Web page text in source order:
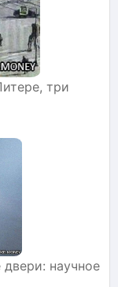
три
научное